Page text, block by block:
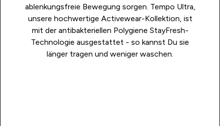
ablenkungsfreie Bewegung sorgen. Tempo Ultra
unsere hochwertige Activewear-Kollektion, ist
mit der antibakteriellen Polygiene StayFresh-
Technologie ausgestattet - so kannst Du sie
länger tragen und weniger waschen.